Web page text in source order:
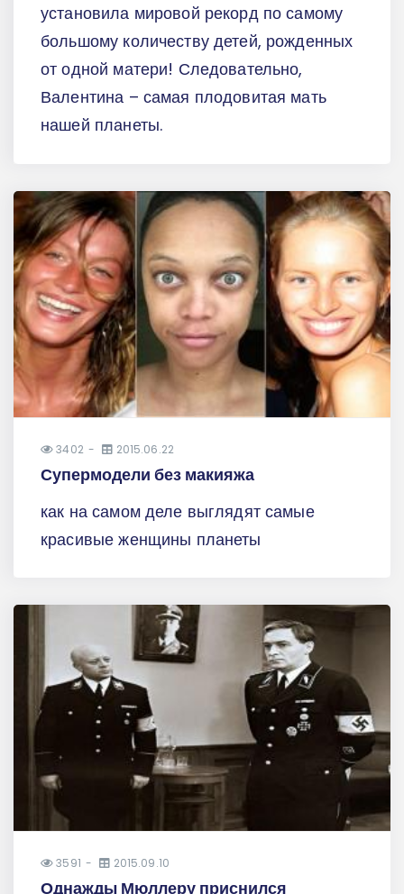
установила мировой рекорд по самому
большому количеству детей, рожденных
от одной матери! Следовательно,
Валентина – самая плодовитая мать
нашей планеты.
3402 2015.06.22
Супермодели без макияжа
как на самом деле выглядят самые
красивые женщины планеты
3591 2015.09.10
Однажды Мюллеру приснился